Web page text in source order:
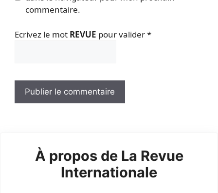
commentaire.
Ecrivez le mot REVUE pour valider*
À propos de La Revue
Internationale